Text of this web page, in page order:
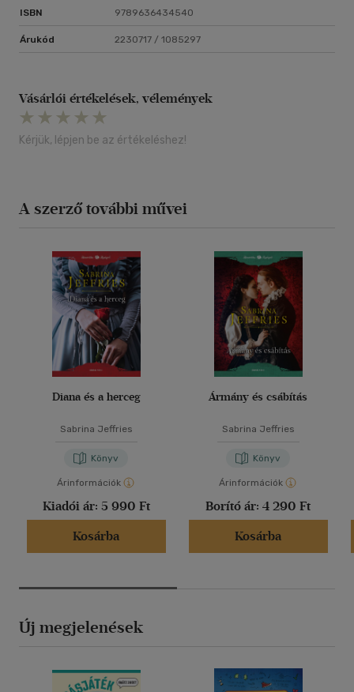
ISBN 9789636434540
Árukód 2230717 / 1085297
Vásárlói értékelések, vélemények
Kérjük, lépjen be az értékeléshez!
A szerző további művei
Diana és a herceg
Sabrina Jeffries
Könyv
Árinformációk
Kiadói ár: 5 990 Ft
Kosárba
Ármány és csábítás
Sabrina Jeffries
Könyv
Árinformációk
Borító ár: 4 290 Ft
Kosárba
Új megjelenések